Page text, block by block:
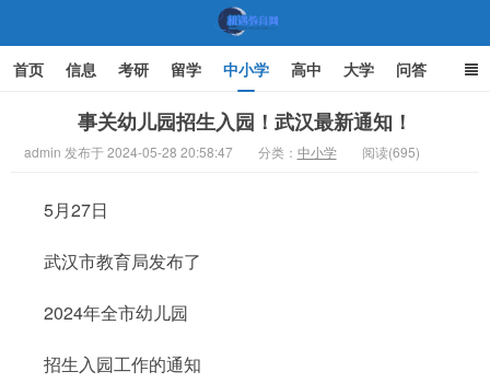
首页 信息 考研 留学 中小学 高中 大学 问答
家庭教育
事关幼儿园招生入园！武汉最新通知！
admin 发布于 2024-05-28 20:58:47 分类： 中小学 阅读(695)
5月27日
武汉市教育局发布了
2024年全市幼儿园
招生入园工作的通知